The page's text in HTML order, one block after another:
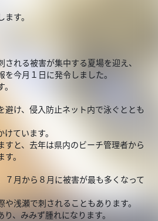
す。
れる被害が集中する夏場を迎え、
今月１日に発令しました。
避け、侵入防止ネット内で泳ぐととも
ています。
すと、去年は県内のビーチ管理者から
。
７月から８月に被害が最も多くなって
浅瀬で刺されることもあります。
、みみず腫れになります。